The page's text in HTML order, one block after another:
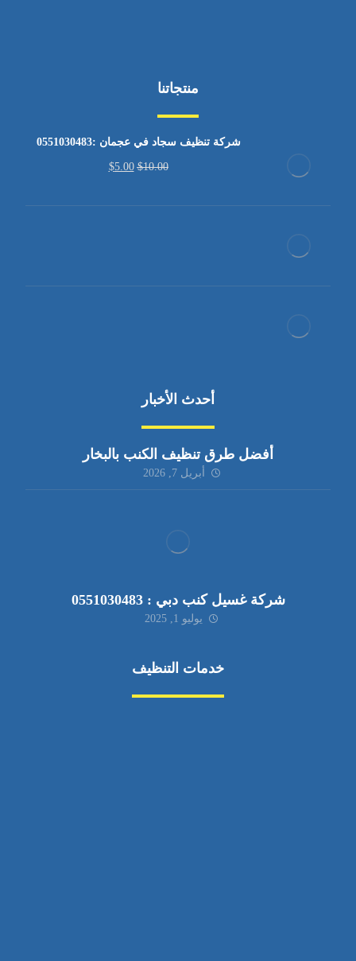
منتجاتنا
شركة تنظيف سجاد في عجمان :0551030483
$10.00
$5.00
أحدث الأخبار
أفضل طرق تنظيف الكنب بالبخار
أبريل 7, 2026
شركة غسيل كنب دبي : 0551030483
يوليو 1, 2025
خدمات التنظيف